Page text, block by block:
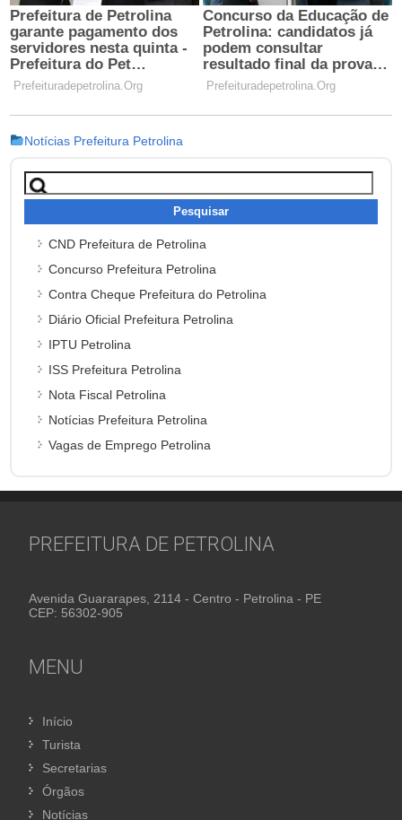
Notícias Prefeitura Petrolina
Pesquisar
por:
CND Prefeitura de Petrolina
Concurso Prefeitura Petrolina
Contra Cheque Prefeitura do Petrolina
Diário Oficial Prefeitura Petrolina
IPTU Petrolina
ISS Prefeitura Petrolina
Nota Fiscal Petrolina
Notícias Prefeitura Petrolina
Vagas de Emprego Petrolina
PREFEITURA DE PETROLINA
Avenida Guararapes, 2114 - Centro - Petrolina - PE
CEP: 56302-905
MENU
Início
Turista
Secretarias
Órgãos
Notícias